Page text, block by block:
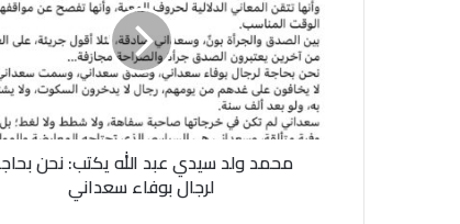
س
محمد ولد سيدي عبد الله يكتب: نحن
لرجال بوفاء سعداني